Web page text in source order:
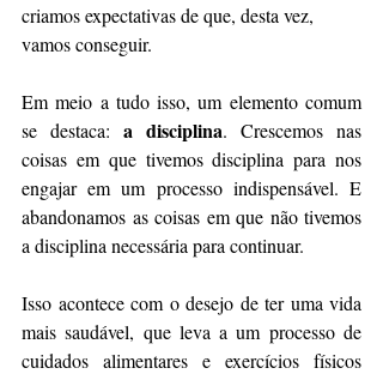
criamos expectativas de que, desta vez,
vamos conseguir.
Em meio a tudo isso, um elemento comum
se destaca: a disciplina. Crescemos nas
coisas em que tivemos disciplina para nos
engajar em um processo indispensável. E
abandonamos as coisas em que não tivemos
a disciplina necessária para continuar.
Isso acontece com o desejo de ter uma vida
mais saudável, que leva a um processo de
cuidados alimentares e exercícios físicos